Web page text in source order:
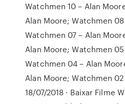
Watchmen 10 – Alan
Alan Moore; Watchmen
Watchmen 07 – Alan
Alan Moore; Watchmen
Watchmen 04 – Alan
Alan Moore; Watchmen
18/07/2018 · Baixar Filme